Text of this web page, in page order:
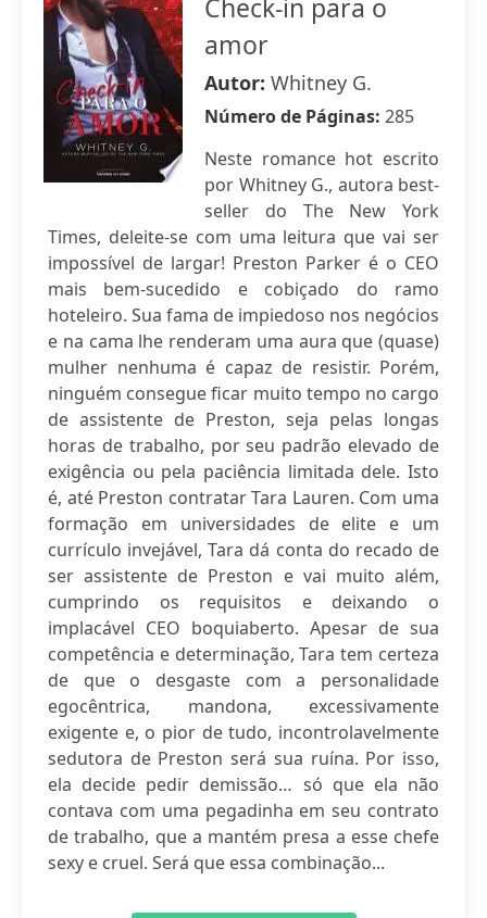
Check-in para o
amor
Autor: Whitney G.
Número de Páginas: 285
Neste romance hot escrito
por Whitney G., autora best-
seller do The New York
Times, deleite-se com uma leitura que vai ser
impossível de largar! Preston Parker é o CEO
mais bem-sucedido e cobiçado do ramo
hoteleiro. Sua fama de impiedoso nos negócios
e na cama lhe renderam uma aura que (quase)
mulher nenhuma é capaz de resistir. Porém,
ninguém consegue ficar muito tempo no cargo
de assistente de Preston, seja pelas longas
horas de trabalho, por seu padrão elevado de
exigência ou pela paciência limitada dele. Isto
é, até Preston contratar Tara Lauren. Com uma
formação em universidades de elite e um
currículo invejável, Tara dá conta do recado de
ser assistente de Preston e vai muito além,
cumprindo os requisitos e deixando o
implacável CEO boquiaberto. Apesar de sua
competência e determinação, Tara tem certeza
de que o desgaste com a personalidade
egocêntrica, mandona, excessivamente
exigente e, o pior de tudo, incontrolavelmente
sedutora de Preston será sua ruína. Por isso,
ela decide pedir demissão… só que ela não
contava com uma pegadinha em seu contrato
de trabalho, que a mantém presa a esse chefe
sexy e cruel. Será que essa combinação...